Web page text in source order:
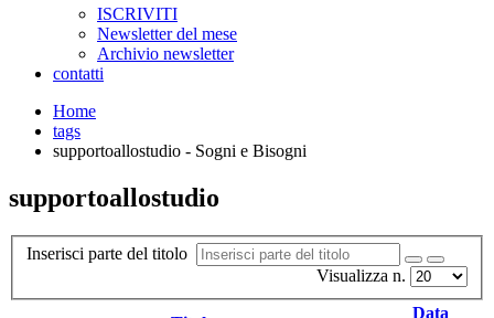
ISCRIVITI
Newsletter del mese
Archivio newsletter
contatti
Home
tags
supportoallostudio - Sogni e Bisogni
supportoallostudio
Inserisci parte del titolo
Visualizza n.
Data